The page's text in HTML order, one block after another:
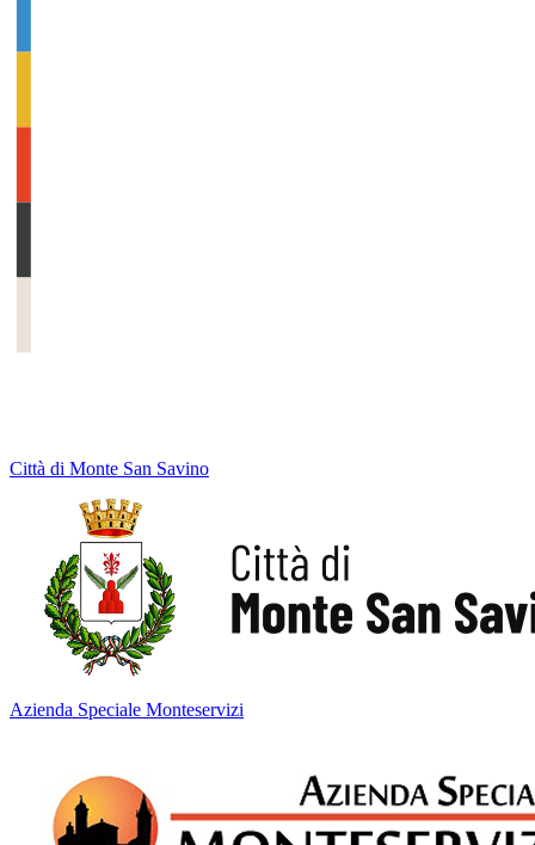
Città di Monte San Savino
Azienda Speciale Monteservizi